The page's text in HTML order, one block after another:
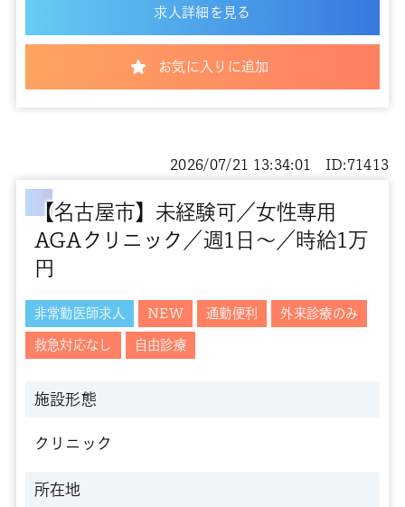
求人詳細を見る
お気に入りに追加
【名古屋市】未経験可／女性専用
AGAクリニック／週1日～／時給1万
円
2026/07/21 13:34:01 ID:71413
非常勤医師求人 NEW 通勤便利 外来診療のみ
救急対応なし 自由診療
施設形態
クリニック
所在地